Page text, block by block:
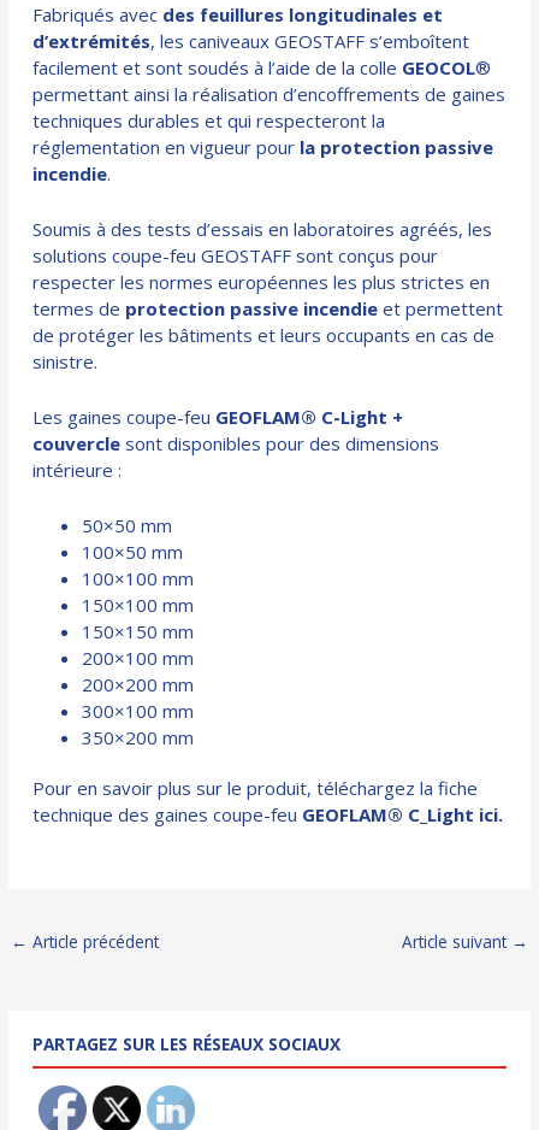
Fabriqués avec des feuillures longitudinales et
d’extrémités, les caniveaux GEOSTAFF s’emboîtent
facilement et sont soudés à l’aide de la colle GEOCOL®
permettant ainsi la réalisation d’encoffrements de gaines
techniques durables et qui respecteront la
réglementation en vigueur pour la protection passive
incendie.
Soumis à des tests d’essais en laboratoires agréés, les
solutions coupe-feu GEOSTAFF sont conçus pour
respecter les normes européennes les plus strictes en
termes de protection passive incendieet permettent
de protéger les bâtiments et leurs occupants en cas de
sinistre.
Les gaines coupe-feu GEOFLAM® C-Light +
couvercle sont disponibles pour des dimensions
intérieure :
50×50 mm
100×50 mm
100×100 mm
150×100 mm
150×150 mm
200×100 mm
200×200 mm
300×100 mm
350×200 mm
Pour en savoir plus sur le produit, téléchargez la fiche
technique des gaines coupe-feu GEOFLAM® C_Light ici.
Navigation
← Article précédent Article suivant →
PARTAGEZ SUR LES RÉSEAUX SOCIAUX